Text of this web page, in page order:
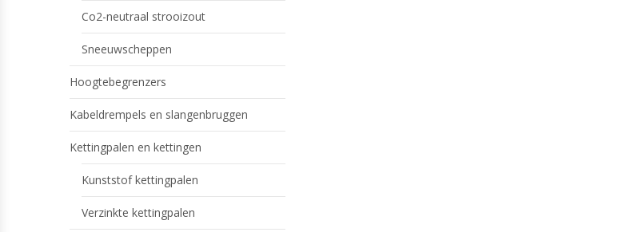
Co2-neutraal strooizout
Sneeuwscheppen
Hoogtebegrenzers
Kabeldrempels en slangenbruggen
Kettingpalen en kettingen
Kunststof kettingpalen
Verzinkte kettingpalen